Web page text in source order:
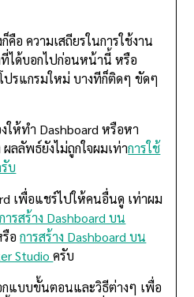
อ ความเสถียรในการใช้งาน
ได้บอกไปก่อนหน้านี้ หรือ
รแกรมใหม่ บางทีก็ติดๆ ขัดๆ
ให้ทำ Dashboard หรือหา
ลลัพธ์ยังไม่ถูกใจผมเท่าการใช้
บ
เพื่อแชร์ไปให้คนอื่นดู เท่าผม
การสร้าง Dashboard บน
รือการสร้าง Dashboard บน
Studioครับ
แบบขั้นตอนและวิธีต่างๆ เพื่อ